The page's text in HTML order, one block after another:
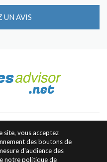
UN AVIS
site, vous acceptez
des boutons de
d'audience des
notre politique de